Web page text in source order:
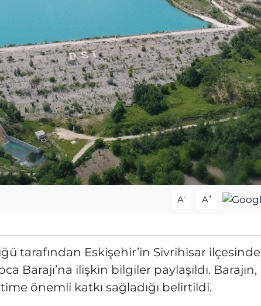
A- A+
tarafından Eskişehir’in Sivrihisar ilçesinde
Barajı’na ilişkin bilgiler paylaşıldı. Barajın,
önemli katkı sağladığı belirtildi.